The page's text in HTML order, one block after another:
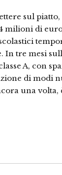
sul
milioni di
In tre mesi
A, con
di modi
una